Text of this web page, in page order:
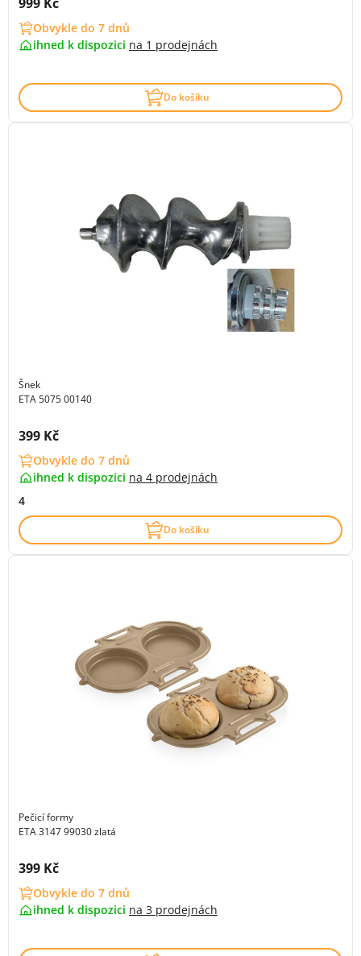
999 Kč
Obvykle do 7 dnů
ihned k dispozici na 1 prodejnách
Do košíku
Šnek
ETA 5075 00140
Cena s DPH:
399 Kč
Obvykle do 7 dnů
ihned k dispozici na 4 prodejnách
4
Do košíku
Pečicí formy
ETA 3147 99030 zlatá
Cena s DPH:
399 Kč
Obvykle do 7 dnů
ihned k dispozici na 3 prodejnách